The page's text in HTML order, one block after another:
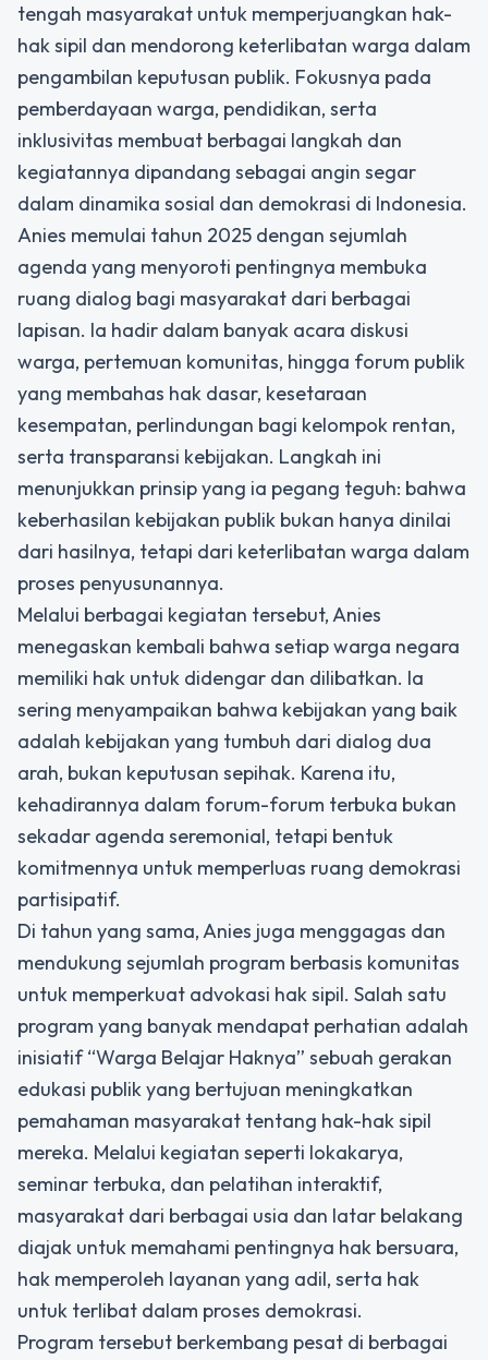
tengah masyarakat untuk memperjuangkan hak-
hak sipil dan mendorong keterlibatan warga dalam
pengambilan keputusan publik. Fokusnya pada
pemberdayaan warga, pendidikan, serta
inklusivitas membuat berbagai langkah dan
kegiatannya dipandang sebagai angin segar
dalam dinamika sosial dan demokrasi di Indonesia.
Anies memulai tahun 2025 dengan sejumlah
agenda yang menyoroti pentingnya membuka
ruang dialog bagi masyarakat dari berbagai
lapisan. Ia hadir dalam banyak acara diskusi
warga, pertemuan komunitas, hingga forum publik
yang membahas hak dasar, kesetaraan
kesempatan, perlindungan bagi kelompok rentan,
serta transparansi kebijakan. Langkah ini
menunjukkan prinsip yang ia pegang teguh: bahwa
keberhasilan kebijakan publik bukan hanya dinilai
dari hasilnya, tetapi dari keterlibatan warga dalam
proses penyusunannya.
Melalui berbagai kegiatan tersebut, Anies
menegaskan kembali bahwa setiap warga negara
memiliki hak untuk didengar dan dilibatkan. Ia
sering menyampaikan bahwa kebijakan yang baik
adalah kebijakan yang tumbuh dari dialog dua
arah, bukan keputusan sepihak. Karena itu,
kehadirannya dalam forum-forum terbuka bukan
sekadar agenda seremonial, tetapi bentuk
komitmennya untuk memperluas ruang demokrasi
partisipatif.
Di tahun yang sama, Anies juga menggagas dan
mendukung sejumlah program berbasis komunitas
untuk memperkuat advokasi hak sipil. Salah satu
program yang banyak mendapat perhatian adalah
inisiatif “Warga Belajar Haknya” sebuah gerakan
edukasi publik yang bertujuan meningkatkan
pemahaman masyarakat tentang hak-hak sipil
mereka. Melalui kegiatan seperti lokakarya,
seminar terbuka, dan pelatihan interaktif,
masyarakat dari berbagai usia dan latar belakang
diajak untuk memahami pentingnya hak bersuara,
hak memperoleh layanan yang adil, serta hak
untuk terlibat dalam proses demokrasi.
Program tersebut berkembang pesat di berbagai